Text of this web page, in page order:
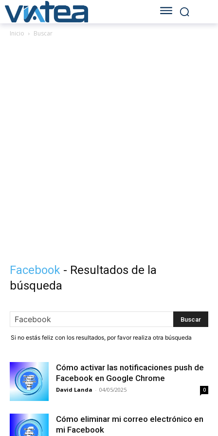
Inicio Buscar
Facebook - Resultados de la
búsqueda
Si no estás feliz con los resultados, por favor realiza otra búsqueda
Cómo activar las notificaciones push de
Facebook en Google Chrome
David Landa - 04/05/2025 0
Cómo eliminar mi correo electrónico en
mi Facebook